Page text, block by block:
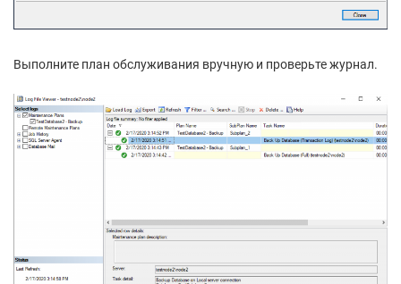
Выполните план обслуживания вручную и проверьте журнал.